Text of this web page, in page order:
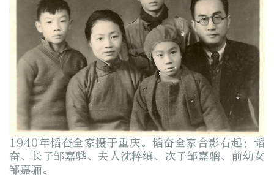
1940年韬奋全家摄于重庆。韬奋全家合影右起：韬
奋、长子邹嘉骅、夫人沈粹缜、次子邹嘉骝、前幼女
邹嘉骊。